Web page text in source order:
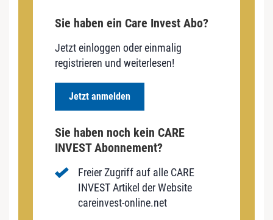
Sie haben ein Care Invest Abo?
Jetzt einloggen oder einmalig
registrieren und weiterlesen!
Jetzt anmelden
Sie haben noch kein CARE
INVEST Abonnement?
Freier Zugriff auf alle CARE
INVEST Artikel der Website
careinvest-online.net